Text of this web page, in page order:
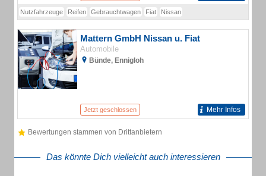
Nutzfahrzeuge Reifen Gebrauchtwagen Fiat Nissan
Mattern GmbH Nissan u. Fiat
Automobile
Bünde, Ennigloh
Jetzt geschlossen Mehr Infos
Bewertungen stammen von Drittanbietern
Das könnte Dich vielleicht auch interessieren